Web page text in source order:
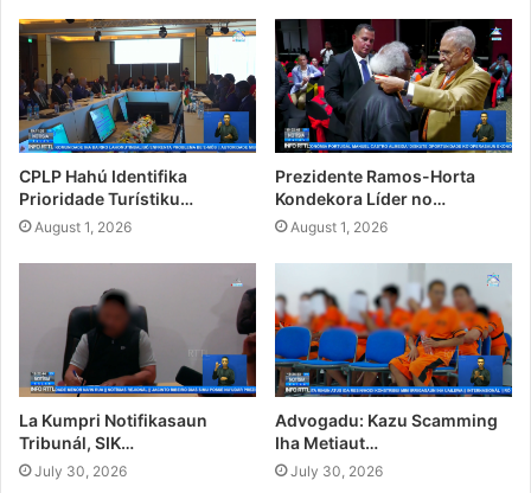
CPLP Hahú Identifika
Prioridade Turístiku…
August 1, 2026
Prezidente Ramos-Horta
Kondekora Líder no…
August 1, 2026
La Kumpri Notifikasaun
Tribunál, SIK…
July 30, 2026
Advogadu: Kazu Scamming
Iha Metiaut…
July 30, 2026